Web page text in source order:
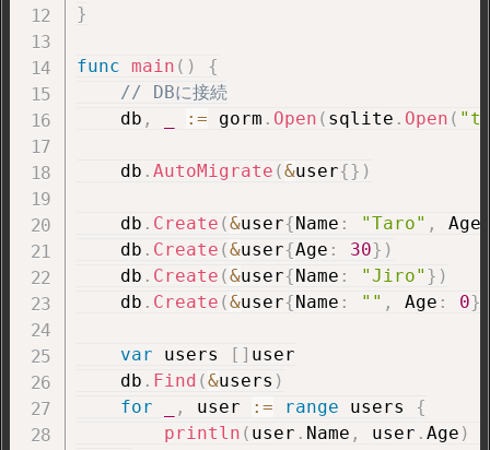
}
func main ( )
{
// DBに接続
    db
, := gorm . Open ( sqlite . Open (
    db
. AutoMigrate (&user{} )
    db
. Create (&user{ Name : "Taro" , Age
    db
. Create (&user{Age : 30} )
    db
. Create (&user{ Name : "Jiro" } )
    db
. Create (&user{ Name : "" , Age : 0}
var users [ ] user
    db
. Find (&users )
for
, user := range users {
println ( user . Name , user . Age )